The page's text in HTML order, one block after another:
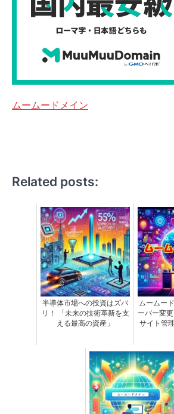
ムームードメイン
Related posts:
半導体市場への投資はズバ
リ！ 「未来の技術革新を支
える最高の資産」
ムームー
ーバー変
サイト管